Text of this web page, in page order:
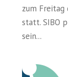
zum Freitag
statt. SIBO
sein...